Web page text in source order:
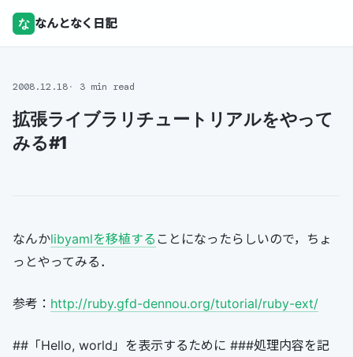
な なんとなく日記
2008.12.18 3 min read
拡張ライブラリチュートリアルをやって
みる#1
なんかlibyamlを移植する ことになったらしいので，ちょ
っとやってみる．
参考： http://ruby.gfd-dennou.org/tutorial/ruby-ext/
##「Hello, world」を表示するために ###処理内容を記